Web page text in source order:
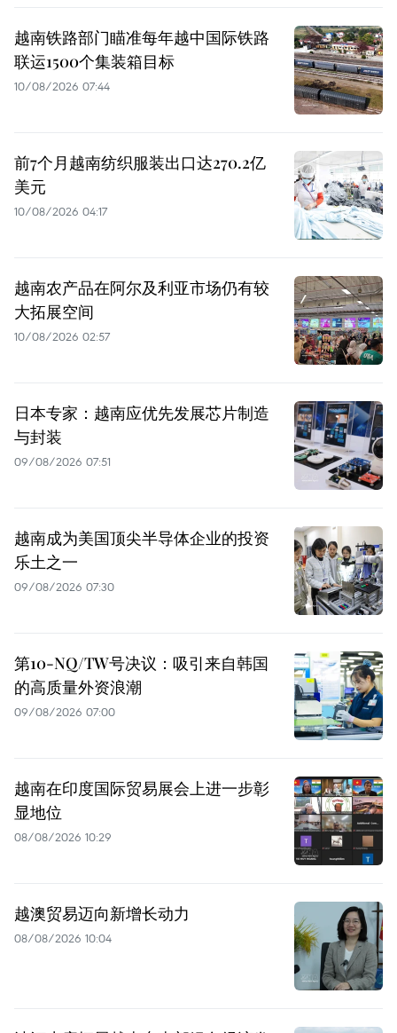
越南铁路部门瞄准每年越中国际铁路
联运1500个集装箱目标
10/08/2026 07:44
前7个月越南纺织服装出口达270.2亿
美元
10/08/2026 04:17
越南农产品在阿尔及利亚市场仍有较
大拓展空间
10/08/2026 02:57
日本专家：越南应优先发展芯片制造
与封装
09/08/2026 07:51
越南成为美国顶尖半导体企业的投资
乐土之一
09/08/2026 07:30
第10-NQ/TW号决议：吸引来自韩国
的高质量外资浪潮
09/08/2026 07:00
越南在印度国际贸易展会上进一步彰
显地位
08/08/2026 10:29
越澳贸易迈向新增长动力
08/08/2026 10:04